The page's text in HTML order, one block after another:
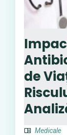
de
Medicale